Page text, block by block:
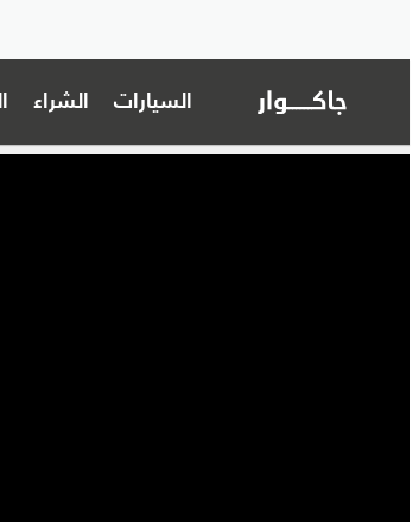
السيارات الشراء